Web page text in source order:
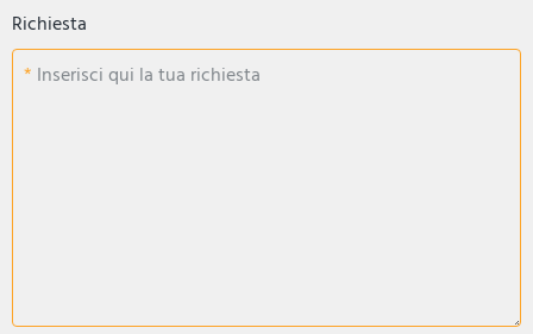
Richiesta
Inserisci qui la tua richiesta